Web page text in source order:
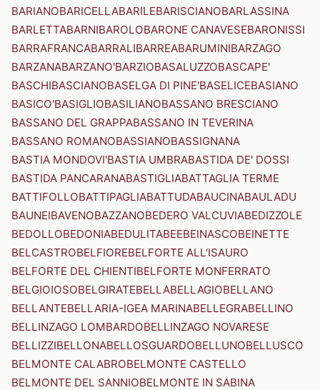
BARIANOBARICELLABARILEBARISCIANOBARLASSINA
BARLETTABARNIBAROLOBARONE CANAVESEBARONISSI
BARRAFRANCABARRALIBARREABARUMINIBARZAGO
BARZANABARZANO'BARZIOBASALUZZOBASCAPE'
BASCHIBASCIANOBASELGA DI PINE'BASELICEBASIANO
BASICO'BASIGLIOBASILIANOBASSANO BRESCIANO
BASSANO DEL GRAPPABASSANO IN TEVERINA
BASSANO ROMANOBASSIANOBASSIGNANA
BASTIA MONDOVI'BASTIA UMBRABASTIDA DE' DOSSI
BASTIDA PANCARANABASTIGLIABATTAGLIA TERME
BATTIFOLLOBATTIPAGLIABATTUDABAUCINABAULADU
BAUNEIBAVENOBAZZANOBEDERO VALCUVIABEDIZZOLE
BEDOLLOBEDONIABEDULITABEEBEINASCOBEINETTE
BELCASTROBELFIOREBELFORTE ALL'ISAURO
BELFORTE DEL CHIENTIBELFORTE MONFERRATO
BELGIOIOSOBELGIRATEBELLABELLAGIOBELLANO
BELLANTEBELLARIA-IGEA MARINABELLEGRABELLINO
BELLINZAGO LOMBARDOBELLINZAGO NOVARESE
BELLIZZIBELLONABELLOSGUARDOBELLUNOBELLUSCO
BELMONTE CALABROBELMONTE CASTELLO
BELMONTE DEL SANNIOBELMONTE IN SABINA